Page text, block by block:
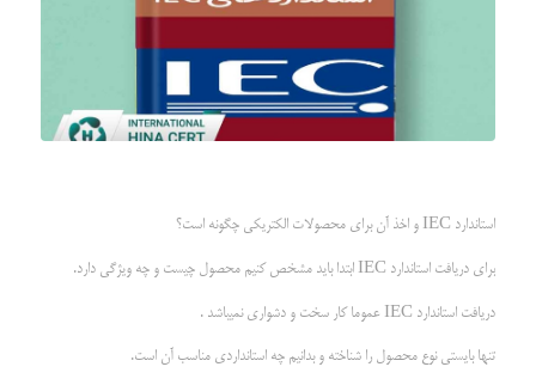
استاندارد IEC و اخذ آن برای محصولات الکتریکی چگونه است؟
برای دریافت استاندارد IEC ابتدا باید مشخص کنیم محصول چیست و چه ویژگی دارد.
دریافت استاندارد IEC عموما کار سخت و دشواری نمیباشد .
تنها بایستی نوع محصول را شناخته و بدانیم چه استانداردی مناسب آن است.